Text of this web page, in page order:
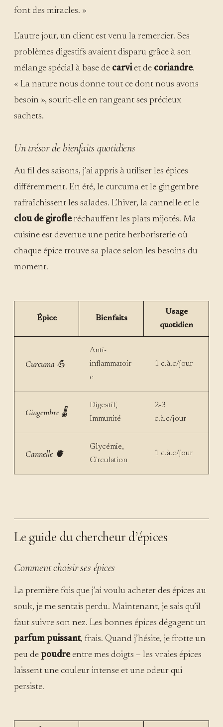
font des miracles. »
L’autre jour, un client est venu la remercier. Ses
problèmes digestifs avaient disparu grâce à son
mélange spécial à base de carvi et de coriandre.
« La nature nous donne tout ce dont nous avons
besoin », sourit-elle en rangeant ses précieux
sachets.
Un trésor de bienfaits quotidiens
Au fil des saisons, j’ai appris à utiliser les épices
différemment. En été, le curcuma et le gingembre
rafraîchissent les salades. L’hiver, la cannelle et le
clou de girofleréchauffent les plats mijotés. Ma
cuisine est devenue une petite herboristerie où
chaque épice trouve sa place selon les besoins du
moment.
Épice Bienfaits
Usage
quotidien
Curcuma 💪
Anti-
inflammatoir
e
1 c.à.c/jour
Gingembre 🌡️
Digestif,
Immunité
2-3
c.à.c/jour
Cannelle 🫀
Glycémie,
Circulation
1 c.à.c/jour
Le guide du chercheur d’épices
Comment choisir ses épices
La première fois que j’ai voulu acheter des épices au
souk, je me sentais perdu. Maintenant, je sais qu’il
faut suivre son nez. Les bonnes épices dégagent un
parfum puissant, frais. Quand j’hésite, je frotte un
peu de poudre entre mes doigts – les vraies épices
laissent une couleur intense et une odeur qui
persiste.